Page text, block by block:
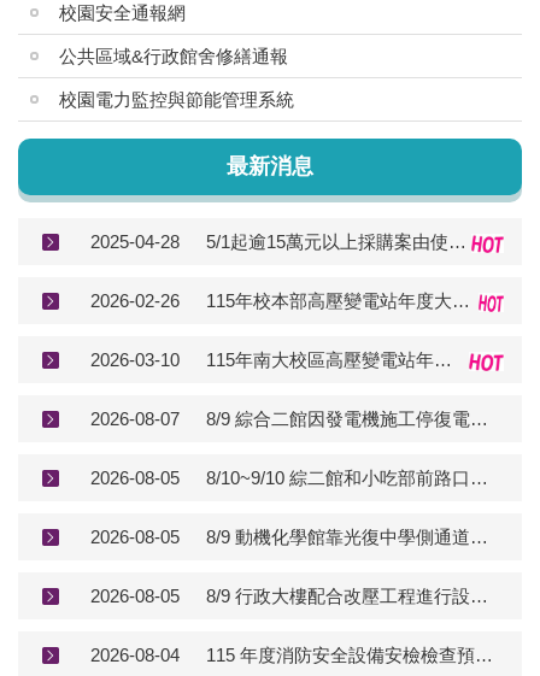
校園安全通報網
公共區域&行政館舍修繕通報
校園電力監控與節能管理系統
最新消息
2025-04-28 5/1起逾15萬元以上採購案由使用單位出具採購單公告
2026-02-26 115年校本部高壓變電站年度大保養停電通知【1150803排程最終更正】
2026-03-10 115年南大校區高壓變電站年度大保養停電通知單
2026-08-07 8/9 綜合二館因發電機施工停復電影響通知
2026-08-05 8/10~9/10 綜二館和小吃部前路口交通號誌新設施工公告
2026-08-05 8/9 動機化學館靠光復中學側通道封閉及行人改道通知（高壓RMU設備吊裝作業）
2026-08-05 8/9 行政大樓配合改壓工程進行設備吊裝與外牆作業施工公告
2026-08-04 115 年度消防安全設備安檢檢查預定排程表